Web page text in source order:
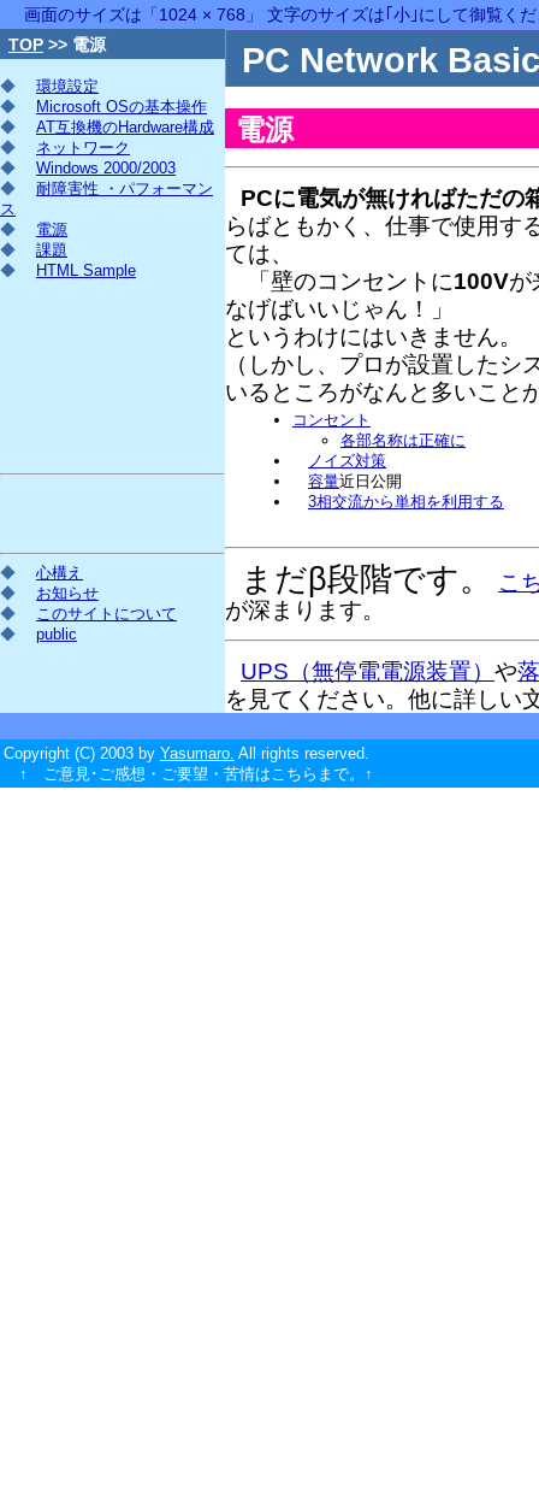
画面のサイズは「1024 × 768」 文字のサイズは｢小｣にして御覧く
TOP >> 電源
◆
環境設定
◆
Microsoft OSの基本操作
◆
AT互換機のHardware構成
◆
ネットワーク
◆
Windows 2000/2003
◆
耐障害性 ・パフォーマン
ス
◆
電源
◆
課題
◆
HTML Sample
◆
心構え
◆
お知らせ
◆
このサイトについて
◆
public
PC Network
電源
PCに電気が無ければただの
らばともかく、仕事で使用す
ては、
「壁のコンセントに100Vが
なげばいいじゃん！」
というわけにはいきません。
（しかし、プロが設置した
いるところがなんと多いこと
コンセント
各部名称は正確に
ノイズ対策
容量近日公開
3相交流から単相を利用する
まだβ段階です。
こ
が深まります。
UPS（無停電電源装置） や
を見てください。他に詳しい
Copyright (C) 2003 by Yasumaro. All rights reserved.
↑ ご意見･ご感想・ご要望・苦情はこちらまで。↑